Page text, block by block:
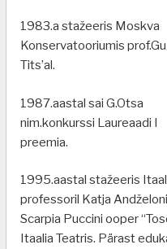
1983.a stažeeris Moskva
Konservatooriumis
Tits’al.
1987.aastal sai G.Otsa
nim.konkurssi Laureaadi I
preemia.
1995.aastal stažeeris
professoril Katja
Scarpia Puccini ooper
Itaalia Teatris. Pärast